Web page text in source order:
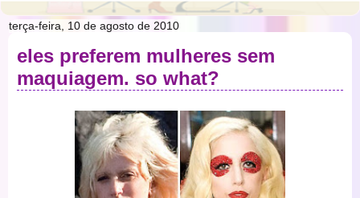
terça-feira, 10 de agosto de 2010
eles preferem mulheres sem
maquiagem. so what?